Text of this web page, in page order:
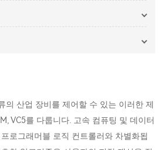
의 산업 장비를 제어할 수 있는 이러한 제
VC5를 다룹니다. 고속 컴퓨팅 및 데이터
로그래머블 로직 컨트롤러와 차별화됩